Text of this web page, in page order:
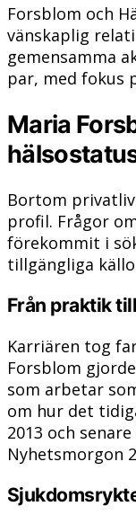
Forsblom och
vänskaplig
gemensamma
par, med fokus
Maria
Bortom
profil. Frågor
förekommit i
tillgängliga
Från praktik
Karriären tog
Forsblom
som arbetar
om hur det
2013 och
Nyhetsmorgon